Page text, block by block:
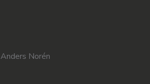
Anders Norén